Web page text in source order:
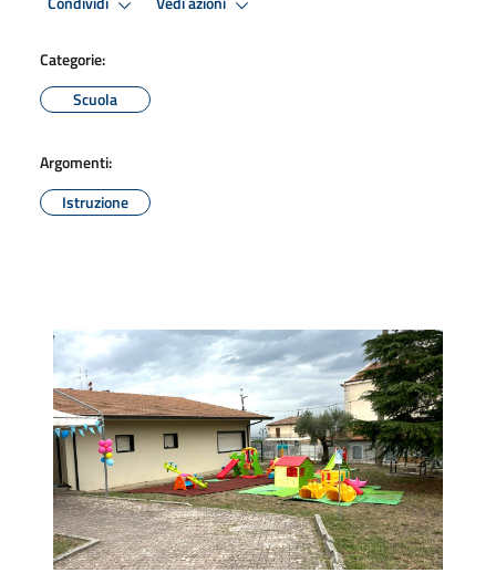
Categorie:
Scuola
Argomenti:
Istruzione